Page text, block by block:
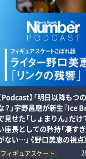
Podcast】「明日以降もつ
？」宇野昌磨が新生『Ice
見せた「しょまりん」だ
座長としての矜持「凄す
ない…」《野口美恵の視点
フィギュアスケート